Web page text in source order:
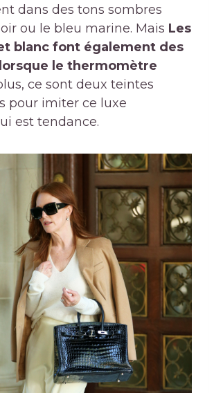
dans des tons sombres
ou le bleu marine. Mais Les
blanc font également des
le thermomètre
ce sont deux teintes
pour imiter ce luxe
est tendance.